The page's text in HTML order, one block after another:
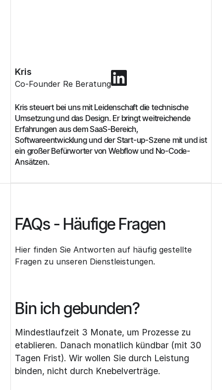
Kris
Co-Founder Re Beratung
Kris steuert bei uns mit Leidenschaft die technische
Umsetzung und das Design. Er bringt weitreichende
Erfahrungen aus dem SaaS-Bereich,
Softwareentwicklung und der Start-up-Szene mit und ist
ein großer Befürworter von Webflow und No-Code-
Ansätzen.‍
FAQs - Häufige Fragen
Hier finden Sie Antworten auf häufig gestellte
Fragen zu unseren Dienstleistungen.
Bin ich gebunden?
Mindestlaufzeit 3 Monate, um Prozesse zu
etablieren. Danach monatlich kündbar (mit 30
Tagen Frist). Wir wollen Sie durch Leistung
binden, nicht durch Knebelverträge.